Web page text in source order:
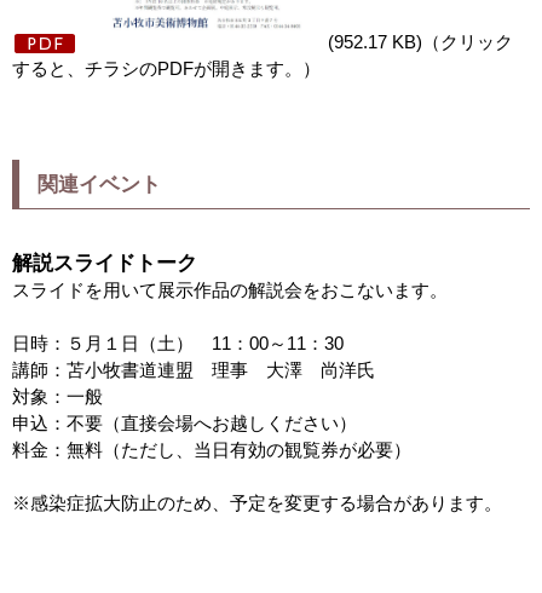
(952.17 KB)（クリック
すると、チラシのPDFが開きます。）
関連イベント
解説スライドトーク
スライドを用いて展示作品の解説会をおこないます。
日時：５月１日（土） 11：00～11：30
講師：苫小牧書道連盟 理事 大澤 尚洋氏
対象：一般
申込：不要（直接会場へお越しください）
料金：無料（ただし、当日有効の観覧券が必要）
※感染症拡大防止のため、予定を変更する場合があります。